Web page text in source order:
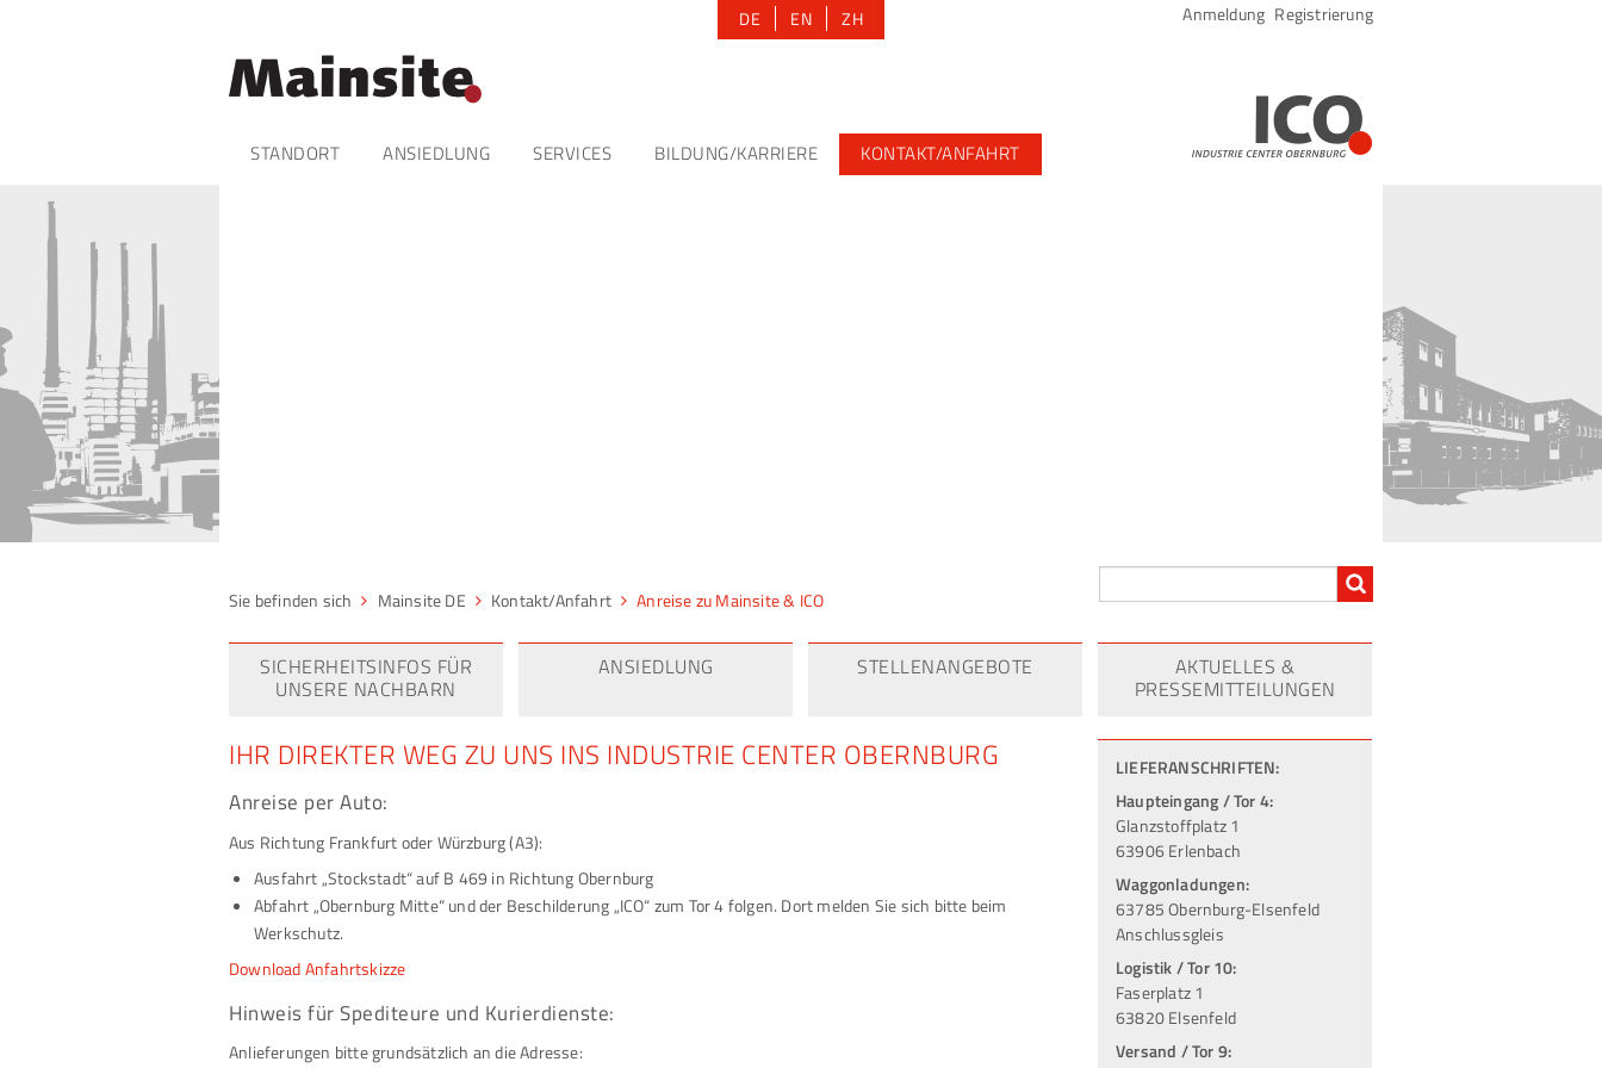
DE EN ZH Navigation
überspringen
Anmeldung Registrierung
überspringen
STANDORT ANSIEDLUNG SERVICES BILDUNG/KARRIERE KONTAKT/ANFAHRT
Mainsite DE Kontakt/Anfahrt Anreise zu Mainsite & ICO
SICHERHEITSINFOS FÜR
UNSERE NACHBARN
ANSIEDLUNG STELLENANGEBOTE AKTUELLES &
PRESSEMITTEILUNGEN
IHR DIREKTER WEG ZU UNS INS INDUSTRIE CENTER OBERNBURG
Anreise per Auto:
Aus Richtung Frankfurt oder Würzburg (A3):
Ausfahrt „Stockstadt“ auf B 469 in Richtung Obernburg
Abfahrt „Obernburg Mitte“ und der Beschilderung „ICO“ zum Tor 4 folgen. Dort melden Sie sich bitte beim
Werkschutz.
Download Anfahrtskizze
Hinweis für Spediteure und Kurierdienste:
Anlieferungen bitte grundsätzlich an die Adresse:
LIEFERANSCHRIFTEN:
Haupteingang / Tor 4:
Glanzstoffplatz 1
63906 Erlenbach
Waggonladungen:
63785 Obernburg-Elsenfeld
Anschlussgleis
Logistik / Tor 10:
Faserplatz 1
63820 Elsenfeld
Versand / Tor 9: